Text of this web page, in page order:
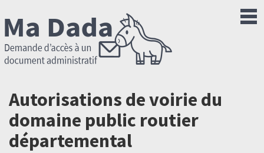
Autorisations de voirie du
domaine public routier
départemental